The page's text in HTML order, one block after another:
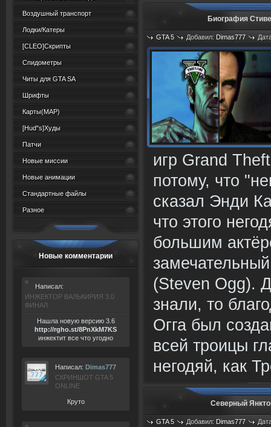
Воздушный транспорт
Лодки/Катеры
[CLEO]Скрипты
Спидометры
Читы для GTA SA
Шрифты
Карты(MAP)
[Hud"s]Худы
Патчи
Новые миссии
Новые анимации
Стандартные файлы
Разное
Новые комментарии
Написал:
ИНЖЕКТОР ВАЛЬКИРИЯ 3.0
ФИНАЛ
Нашла новую версию 3.6
http://rgho.st/8PnXkM7KS
инжектит все что угодно
Написал: Dimas777
СКРИНШОТ GTA 5
ONLINE
Круто
Биография
GTA 5 Добавил: Dimas777
игр Grand
потому, что
сказал Энди
что этого
большим
(Steven Ogg).
знали, то
Огга был
всей троицы
негодяй, как
Северный
GTA 5 Добавил: Dimas777